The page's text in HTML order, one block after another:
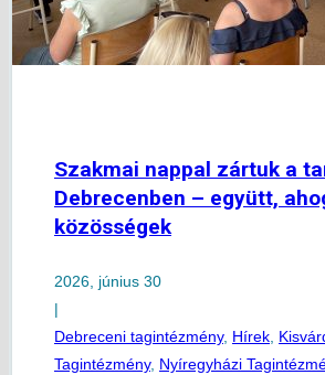
Szakmai nappal zártuk a
Debrecenben – együtt,
közösségek
2026, június 30
|
Debreceni tagintézmény, Hírek
Tagintézmény, Nyíregyházi